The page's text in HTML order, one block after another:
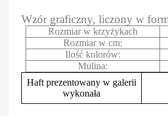
Wzór graficzny, liczony w
Rozmiar w krzyżykach
Rozmiar w cm:
Ilość kolorów:
Mulina:
Haft prezentowany w galerii
wykonała